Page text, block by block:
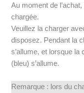
Au moment de
chargée.
Veuillez la charger
disposez. Pendant la
s’allume, et lorsque
(bleu) s’allume.
Remarque : lors du